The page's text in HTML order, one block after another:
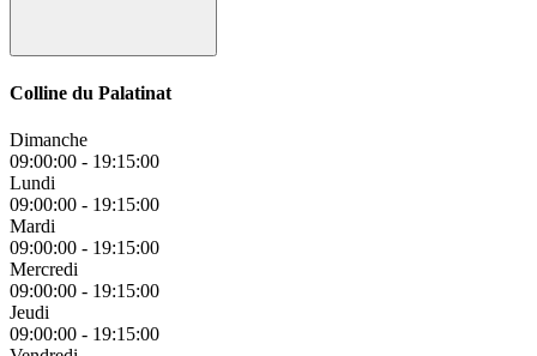
Colline du Palatinat
Dimanche
09:00:00 - 19:15:00
Lundi
09:00:00 - 19:15:00
Mardi
09:00:00 - 19:15:00
Mercredi
09:00:00 - 19:15:00
Jeudi
09:00:00 - 19:15:00